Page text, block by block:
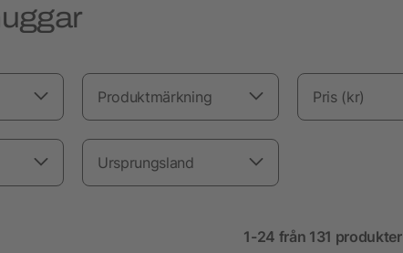
Produktmärkning Pris (kr)
Ursprungsland
1-24 från 131 produkter